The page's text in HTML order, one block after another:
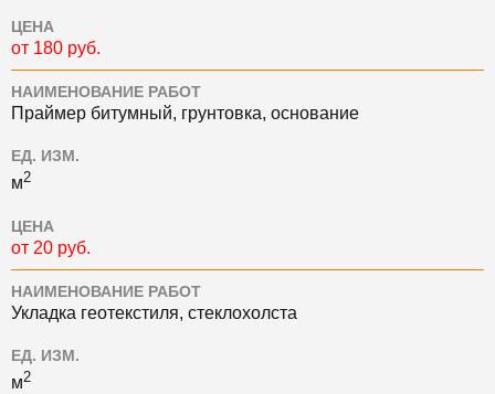
ЦЕНА
от 180 руб.
НАИМЕНОВАНИЕ РАБОТ
Праймер битумный, грунтовка, основание
ЕД. ИЗМ.
м2
ЦЕНА
от 20 руб.
НАИМЕНОВАНИЕ РАБОТ
Укладка геотекстиля, стеклохолста
ЕД. ИЗМ.
м2